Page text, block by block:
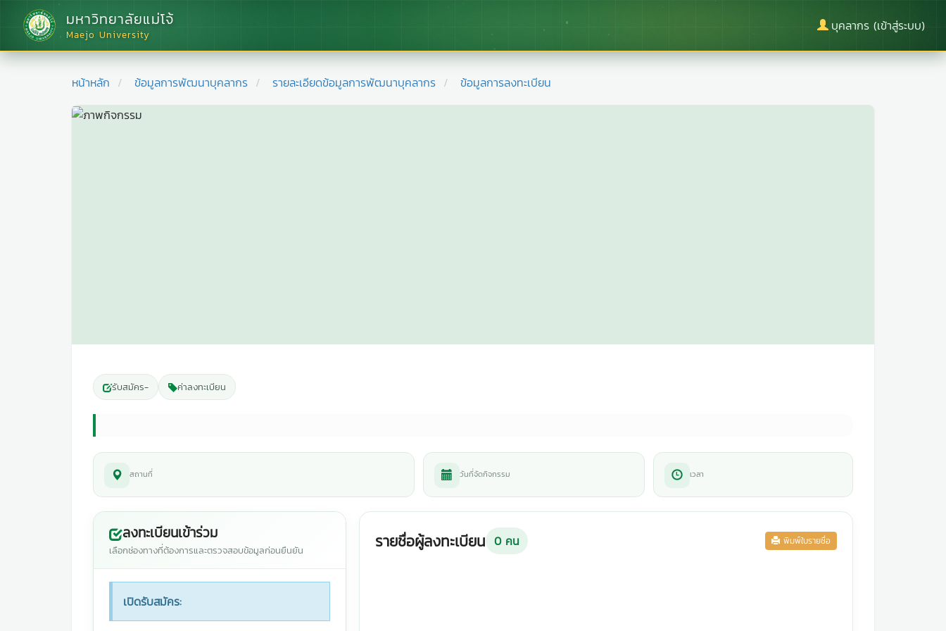
มหาวิทยาลัยแม่โจ้
Maejo University
บุคลากร (เข้าสู่ระบบ)
หน้าหลัก ข้อมูลการพัฒนาบุคลากร รายละเอียดข้อมูลการพัฒนาบุคลากร ข้อมูลการลงทะเบียน
รับสมัคร- ค่าลงทะเบียน
สถานที่ วันที่จัดกิจกรรม เวลา
ลงทะเบียนเข้าร่วม
เลือกช่องทางที่ต้องการและตรวจสอบข้อมูลก่อนยืนยัน
เปิดรับสมัคร:
รายชื่อผู้ลงทะเบียน 0คน พิมพ์ใบรายชื่อ